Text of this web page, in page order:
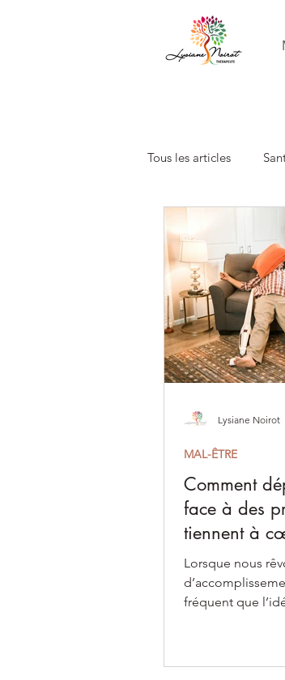
Tous les articles
Comment
face à des
tiennent à
Lorsque nous
fréquent que
MAL-ÊTRE
Lysiane Noirot